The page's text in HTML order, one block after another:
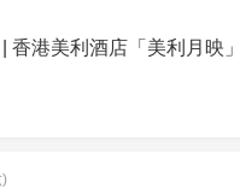
香港美利酒店「美利月映